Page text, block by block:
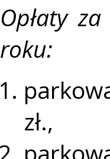
Opłaty
roku:
zł.,